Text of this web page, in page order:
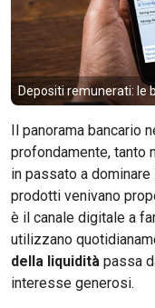
Depositi remunerati: le
Il panorama bancario
profondamente, tanto
in passato a
prodotti venivano
è il canale digitale a
utilizzano
della liquidità passa
interesse generosi.